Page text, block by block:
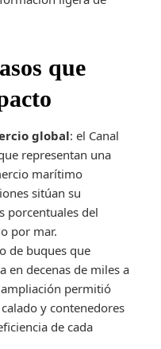
que
global: el Canal
representan una
marítimo
sitúan su
porcentuales del
por mar.
de buques que
en decenas de miles a
permitió
y contenedores
de cada